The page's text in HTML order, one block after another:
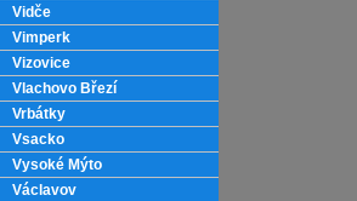
Vidče
Vimperk
Vizovice
Vlachovo Březí
Vrbátky
Vsacko
Vysoké Mýto
Václavov